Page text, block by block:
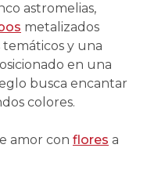
astromelias,
metalizados
temáticos y una
en una
busca encantar
colores.
amor con flores a